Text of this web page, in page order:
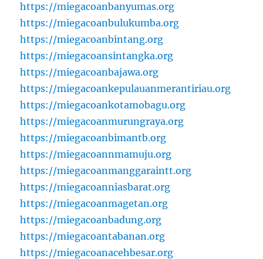
https://miegacoanbanyumas.org
https://miegacoanbulukumba.org
https://miegacoanbintang.org
https://miegacoansintangka.org
https://miegacoanbajawa.org
https://miegacoankepulauanmerantiriau.org
https://miegacoankotamobagu.org
https://miegacoanmurungraya.org
https://miegacoanbimantb.org
https://miegacoannmamuju.org
https://miegacoanmanggaraintt.org
https://miegacoanniasbarat.org
https://miegacoanmagetan.org
https://miegacoanbadung.org
https://miegacoantabanan.org
https://miegacoanacehbesar.org